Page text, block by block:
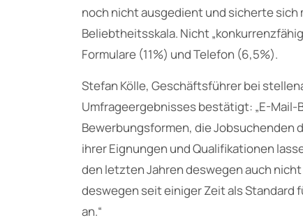
noch nicht ausgedient und sicherte sich
Beliebtheitsskala. Nicht
Formulare (11%) und Telefon (6,5%).
Stefan Kölle, Geschäftsführer bei
Umfrageergebnisses bestätigt: „E-Mail-
Bewerbungsformen, die Jobsuchenden
ihrer Eignungen und Qualifikationen
den letzten Jahren deswegen auch
deswegen seit einiger Zeit als Standard
an.“